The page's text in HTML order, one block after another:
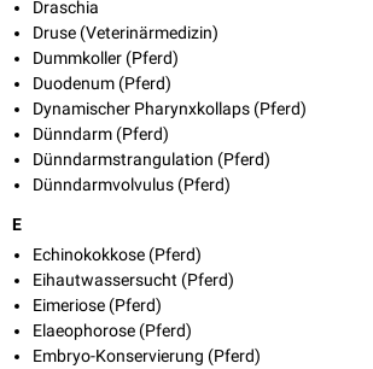
Draschia
Druse (Veterinärmedizin)
Dummkoller (Pferd)
Duodenum (Pferd)
Dynamischer Pharynxkollaps (Pferd)
Dünndarm (Pferd)
Dünndarmstrangulation (Pferd)
Dünndarmvolvulus (Pferd)
E
Echinokokkose (Pferd)
Eihautwassersucht (Pferd)
Eimeriose (Pferd)
Elaeophorose (Pferd)
Embryo-Konservierung (Pferd)